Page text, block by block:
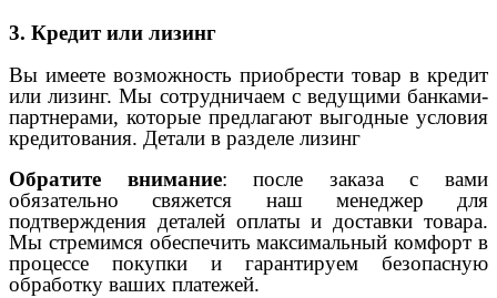
3. Кредит или лизинг
Вы имеете возможность приобрести товар в кредит
или лизинг. Мы сотрудничаем с ведущими банками-
партнерами, которые предлагают выгодные условия
кредитования. Детали в разделе лизинг
Обратите внимание: после заказа с вами
обязательно свяжется наш менеджер для
подтверждения деталей оплаты и доставки товара.
Мы стремимся обеспечить максимальный комфорт в
процессе покупки и гарантируем безопасную
обработку ваших платежей.